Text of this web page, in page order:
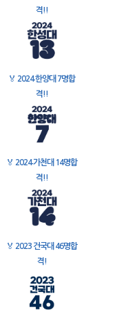
격!!
🏅 2024 한양대 7명합
격!!
🏅 2024 가천대 14명합
격!!
🏅 2023 건국대 46명합
격!